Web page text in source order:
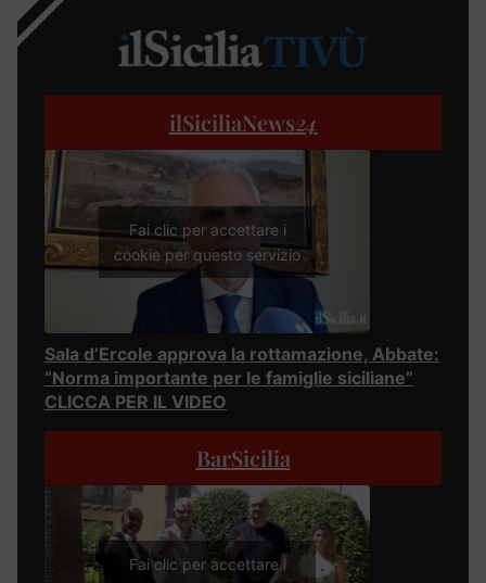
ilSiciliaNews24
Fai clic per accettare i
cookie per questo servizio
Sala d’Ercole approva la rottamazione, Abbate:
“Norma importante per le famiglie siciliane”
CLICCA PER IL VIDEO
BarSicilia
Fai clic per accettare i